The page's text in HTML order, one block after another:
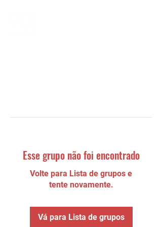
Esse grupo não foi encontrado
Volte para Lista de grupos e
tente novamente.
Vá para Lista de grupos